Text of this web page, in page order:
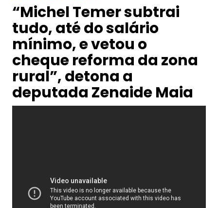
“Michel Temer subtrai
tudo, até do salário
mínimo, e vetou o
cheque reforma da zona
rural”, detona a
deputada Zenaide Maia